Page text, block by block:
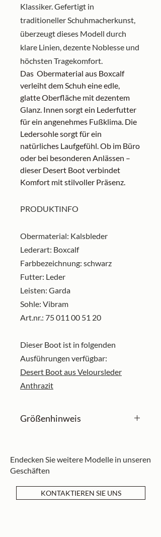
Klassiker. Gefertigt in
traditioneller Schuhmacherkunst,
überzeugt dieses Modell durch
klare Linien, dezente Noblesse und
höchsten Tragekomfort.
Das Obermaterial aus Boxcalf
verleiht dem Schuh eine edle,
glatte Oberfläche mit dezentem
Glanz. Innen sorgt ein Lederfutter
für ein angenehmes Fußklima. Die
Ledersohle sorgt für ein
natürliches Laufgefühl. Ob im Büro
oder bei besonderen Anlässen –
dieser Desert Boot verbindet
Komfort mit stilvoller Präsenz.
PRODUKTINFO
Obermaterial: Kalsbleder
Lederart: Boxcalf
Farbbezeichnung: schwarz
Futter: Leder
Leisten: Garda
Sohle: Vibram
Art.nr.: 75 011 00 51 20
Dieser Boot ist in folgenden
Ausführungen verfügbar:
Desert Boot aus Veloursleder
Anthrazit
Größenhinweis
der Regel etwas größer aus. Falls
Sie noch keine Schuhe von uns
besitzen, empfehlen wir eine halbe
Nummer kleiner zu bestellen.
Endecken Sie weitere Modelle in unseren
Geschäften
KONTAKTIEREN SIE UNS